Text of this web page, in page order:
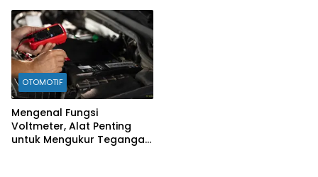
OTOMOTIF
Mengenal Fungsi
Voltmeter, Alat Penting
untuk Mengukur Tegangan